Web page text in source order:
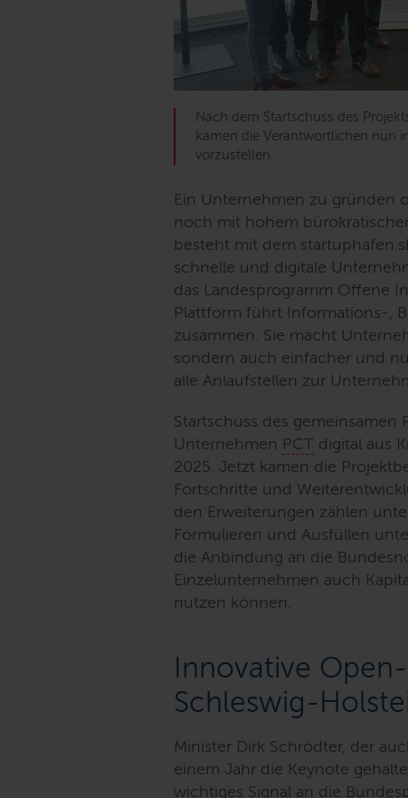
Nach dem Startschuss des
kamen die Verantwortlichen nun
vorzustellen.
Ein Unternehmen zu gründen
noch mit hohem
besteht mit dem
schnelle und digitale
das Landesprogramm Offene
Plattform führt Informations-,
zusammen. Sie macht
sondern auch einfacher und
alle Anlaufstellen zur
Startschuss des gemeinsamen
Unternehmen PCT digital aus
2025. Jetzt kamen die
Fortschritte und
den Erweiterungen zählen
Formulieren und Ausfüllen
die Anbindung an die
Einzelunternehmen auch
nutzen können.
Innovative
Schleswig-
Minister Dirk Schrödter, der
einem Jahr die Keynote
wichtiges Signal an die